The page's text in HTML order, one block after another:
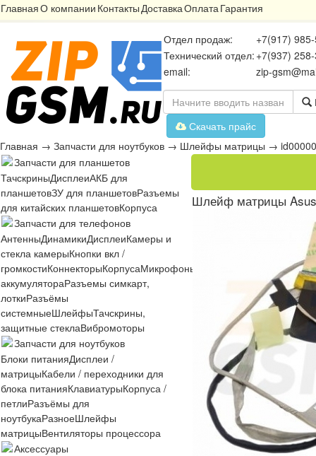
ГлавнаяО компании КонтактыДоставкаОплатаГарантия
Отдел продаж:
+7(917)
Технический отдел: +7(937)
email:
zip-
Скачать прайс
Главная → Запчасти для ноутбуков → Шлейфы матрицы →
Запчасти для планшетов
ТачскриныДисплеиАКБ для
планшетовЗУ для планшетовРазъемы
для китайских планшетовКорпуса
Запчасти для телефонов
АнтенныДинамикиДисплеиКамеры и
стекла камерыКнопки вкл /
громкостиКоннекторыКорпусаМикрофоны Платы
аккумулятораРазъемы симкарт,
лоткиРазъёмы
системныеШлейфыТачскрины,
защитные стеклаВибромоторы
Запчасти для ноутбуков
Блоки питанияДисплеи /
матрицыКабели / переходники для
блока питанияКлавиатурыКорпуса /
петлиРазъёмы для
ноутбукаРазноеШлейфы
матрицыВентиляторы процессора
Аксессуары
Шлейф матрицы Asus